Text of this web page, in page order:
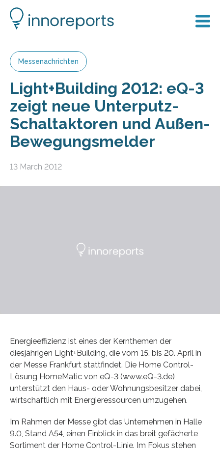
Messenachrichten
Light+Building 2012: eQ-3
zeigt neue Unterputz-
Schaltaktoren und Außen-
Bewegungsmelder
13 March 2012
Energieeffizienz ist eines der Kernthemen der
diesjährigen Light+Building, die vom 15. bis 20. April in
der Messe Frankfurt stattfindet. Die Home Control-
Lösung HomeMatic von eQ-3 (www.eQ-3.de)
unterstützt den Haus- oder Wohnungsbesitzer dabei,
wirtschaftlich mit Energieressourcen umzugehen.
Im Rahmen der Messe gibt das Unternehmen in Halle
9.0, Stand A54, einen Einblick in das breit gefächerte
Sortiment der Home Control-Linie. Im Fokus stehen